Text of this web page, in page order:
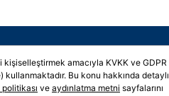
Galeri Video
amacıyla KVKK ve GDPR
kullanmaktadır. Bu konu hakkında detaylı
ve aydınlatma metni sayfalarını